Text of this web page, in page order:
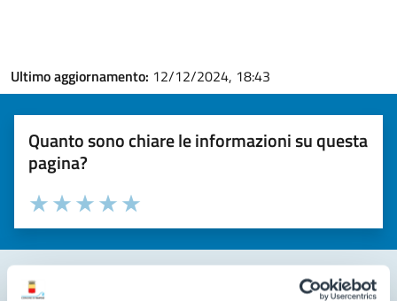
Ultimo aggiornamento: 12/12/2024, 18:43
Quanto sono chiare le informazioni su questa
pagina?
Valuta la chiarezza delle informazioni (da 1 a 5 stelle)
Seleziona il numero di stelle per valutare la chiarezza delle
Valuta 5 stelle su 5
Valuta 4 stelle su 5
Valuta 3 stelle su 5
Valuta 2 stelle su 5
Valuta 1 stelle su 5